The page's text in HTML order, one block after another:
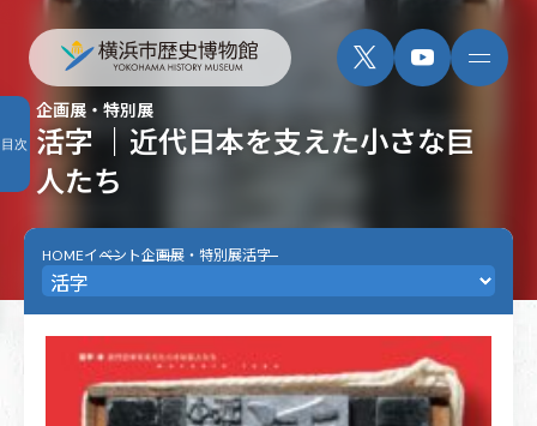
活字 ｜近代日本を支えた小さな巨
人たち
企画展・特別展
HOMEイベント企画展・特別展活字
目次